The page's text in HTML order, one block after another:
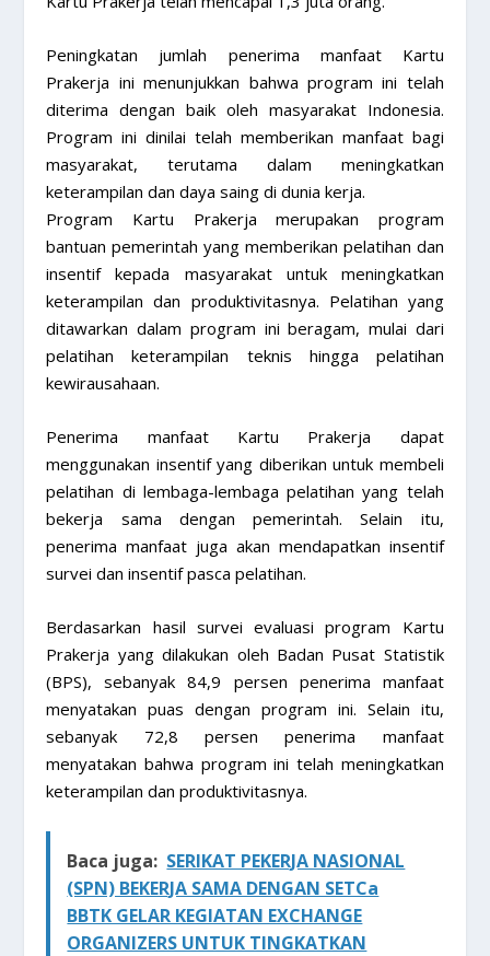
Peningkatan jumlah penerima manfaat Kartu
Prakerja ini menunjukkan bahwa program ini telah
diterima dengan baik oleh masyarakat Indonesia.
Program ini dinilai telah memberikan manfaat bagi
masyarakat, terutama dalam meningkatkan
keterampilan dan daya saing di dunia kerja.
Program Kartu Prakerja merupakan program
bantuan pemerintah yang memberikan pelatihan dan
insentif kepada masyarakat untuk meningkatkan
keterampilan dan produktivitasnya. Pelatihan yang
ditawarkan dalam program ini beragam, mulai dari
pelatihan keterampilan teknis hingga pelatihan
kewirausahaan.
Penerima manfaat Kartu Prakerja dapat
menggunakan insentif yang diberikan untuk membeli
pelatihan di lembaga-lembaga pelatihan yang telah
bekerja sama dengan pemerintah. Selain itu,
penerima manfaat juga akan mendapatkan insentif
survei dan insentif pasca pelatihan.
Berdasarkan hasil survei evaluasi program Kartu
Prakerja yang dilakukan oleh Badan Pusat Statistik
(BPS), sebanyak 84,9 persen penerima manfaat
menyatakan puas dengan program ini. Selain itu,
sebanyak 72,8 persen penerima manfaat
menyatakan bahwa program ini telah meningkatkan
keterampilan dan produktivitasnya.
Baca juga: SERIKAT PEKERJA NASIONAL
(SPN) BEKERJA SAMA DENGAN SETCa
BBTK GELAR KEGIATAN EXCHANGE
ORGANIZERS UNTUK TINGKATKAN